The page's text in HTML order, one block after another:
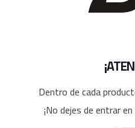
Dentro de cada
¡No dejes de entrar